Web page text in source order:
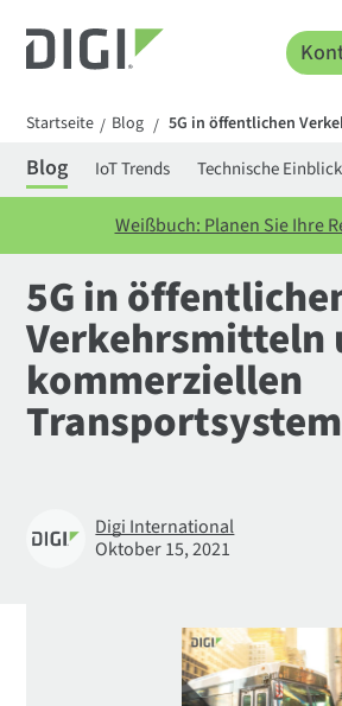
Startseite / Blog / 5G in öffentlichen
Blog IoT Trends Technische
Weißbuch: Planen Sie Ihre
5G in
Verkehrsmitteln
kommerziellen
Digi International
Oktober 15, 2021